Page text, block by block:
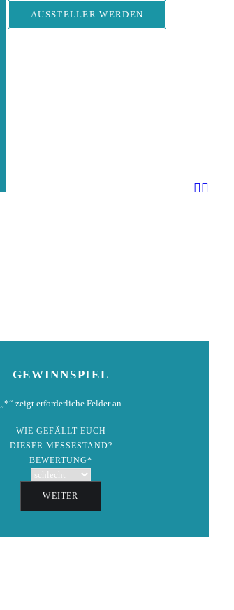
AUSSTELLER WERDEN
GEWINNSPIEL
„*“ zeigt erforderliche Felder an
WIE GEFÄLLT EUCH
DIESER MESSESTAND?
BEWERTUNG*